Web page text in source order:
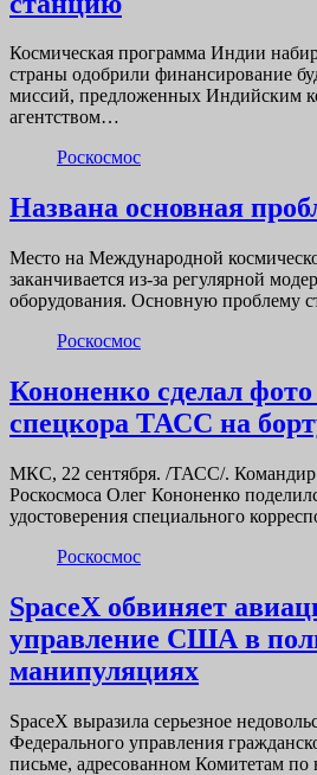
Космическая программа Индии
страны одобрили финансирование
миссий, предложенных Индийским
агентством…
Роскосмос
Названа основная
Место на Международной
заканчивается из-за регулярной
оборудования. Основную проблему
Роскосмос
Кононенко сделал фото
спецкора ТАСС на
МКС, 22 сентября. /ТАСС/. Командир
Роскосмоса Олег Кононенко
удостоверения специального
Роскосмос
SpaceX обвиняет
управление США в
манипуляциях
SpaceX выразила серьезное
Федерального управления
письме, адресованном Комитетам